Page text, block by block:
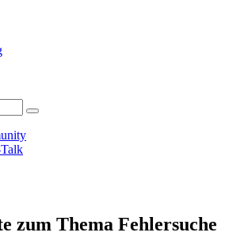
zum Thema Fehlersuche